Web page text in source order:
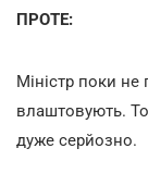
ПРОТЕ:
Міністр поки
влаштовують.
дуже серйозно.